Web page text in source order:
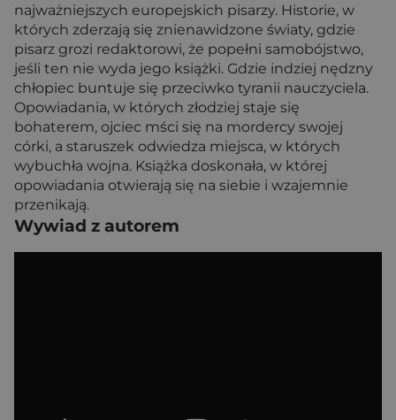
najważniejszych europejskich pisarzy. Historie, w
których zderzają się znienawidzone światy, gdzie
pisarz grozi redaktorowi, że popełni samobójstwo,
jeśli ten nie wyda jego książki. Gdzie indziej nędzny
chłopiec buntuje się przeciwko tyranii nauczyciela.
Opowiadania, w których złodziej staje się
bohaterem, ojciec mści się na mordercy swojej
córki, a staruszek odwiedza miejsca, w których
wybuchła wojna. Książka doskonała, w której
opowiadania otwierają się na siebie i wzajemnie
przenikają.
Wywiad z autorem